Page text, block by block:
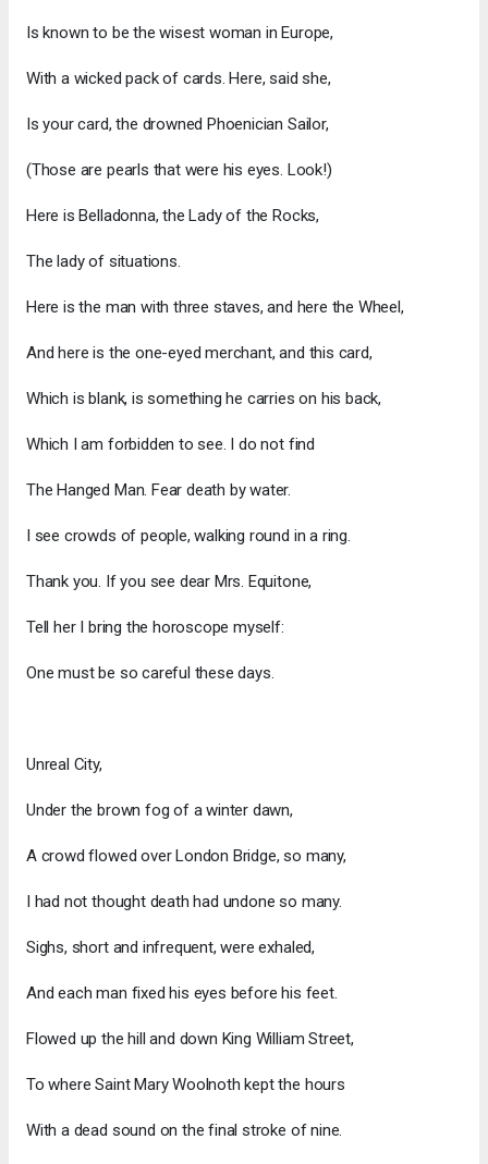
Is known to be the wisest woman in Europe,
With a wicked pack of cards. Here, said she,
Is your card, the drowned Phoenician Sailor,
(Those are pearls that were his eyes. Look!)
Here is Belladonna, the Lady of the Rocks,
The lady of situations.
Here is the man with three staves, and here the Wheel,
And here is the one-eyed merchant, and this card,
Which is blank, is something he carries on his back,
Which I am forbidden to see. I do not find
The Hanged Man. Fear death by water.
I see crowds of people, walking round in a ring.
Thank you. If you see dear Mrs. Equitone,
Tell her I bring the horoscope myself:
One must be so careful these days.
Unreal City,
Under the brown fog of a winter dawn,
A crowd flowed over London Bridge, so many,
I had not thought death had undone so many.
Sighs, short and infrequent, were exhaled,
And each man fixed his eyes before his feet.
Flowed up the hill and down King William Street,
To where Saint Mary Woolnoth kept the hours
With a dead sound on the final stroke of nine.